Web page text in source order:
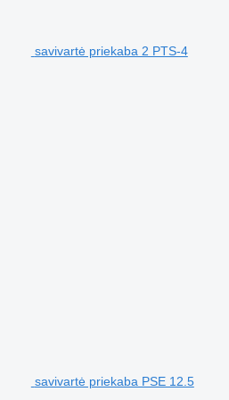
savivartė priekaba 2 PTS-4
savivartė priekaba PSE 12.5